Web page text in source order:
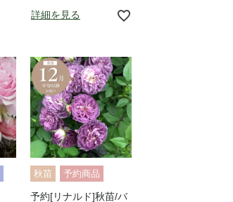
詳細を見る
秋苗 予約商品
予約[リナルド]秋苗/バ